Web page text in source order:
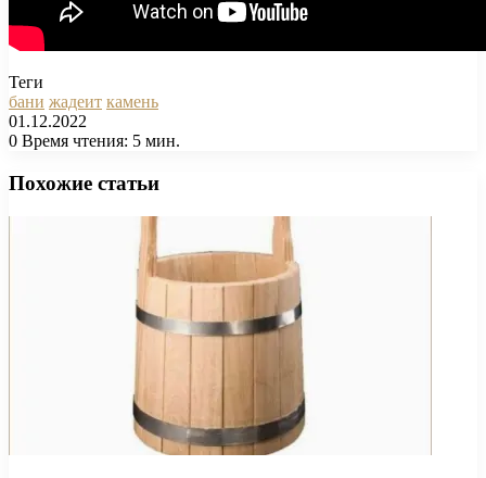
Теги
бани жадеит камень
01.12.2022
0 Время чтения: 5 мин.
Похожие статьи